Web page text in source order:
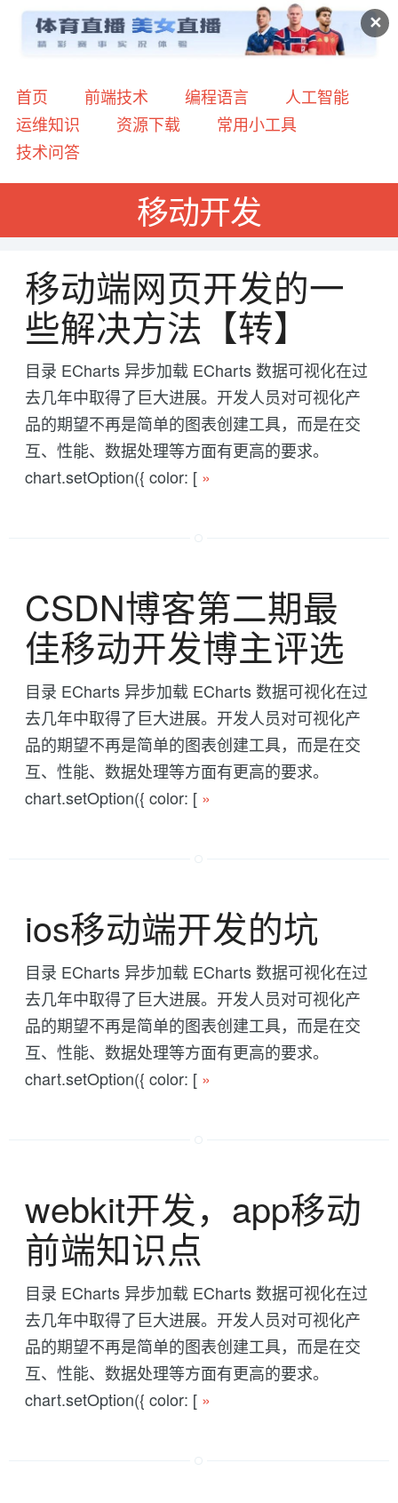
✕
首页 前端技术 编程语言
人工智能
运维知识
资源下载
常用小工具
技术问答
移动开发
移动端网页开发的一
些解决方法【转】
目录 ECharts 异步加载 ECharts 数据可视化在过
去几年中取得了巨大进展。开发人员对可视化产
品的期望不再是简单的图表创建工具，而是在交
互、性能、数据处理等方面有更高的要求。
chart.setOption({ color: [ »
CSDN博客第二期最
佳移动开发博主评选
目录 ECharts 异步加载 ECharts 数据可视化在过
去几年中取得了巨大进展。开发人员对可视化产
品的期望不再是简单的图表创建工具，而是在交
互、性能、数据处理等方面有更高的要求。
chart.setOption({ color: [ »
ios移动端开发的坑
目录 ECharts 异步加载 ECharts 数据可视化在过
去几年中取得了巨大进展。开发人员对可视化产
品的期望不再是简单的图表创建工具，而是在交
互、性能、数据处理等方面有更高的要求。
chart.setOption({ color: [ »
webkit开发，app移动
前端知识点
目录 ECharts 异步加载 ECharts 数据可视化在过
去几年中取得了巨大进展。开发人员对可视化产
品的期望不再是简单的图表创建工具，而是在交
互、性能、数据处理等方面有更高的要求。
chart.setOption({ color: [ »